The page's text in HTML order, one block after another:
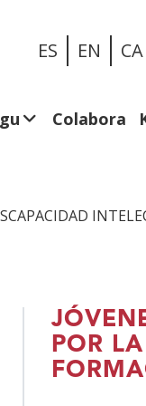
ES EN CA
Colabora
POR